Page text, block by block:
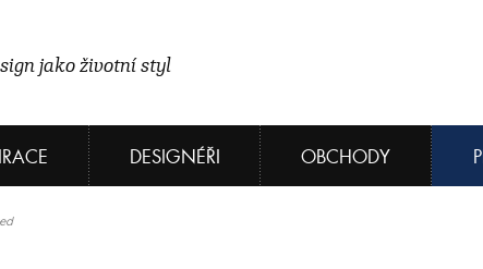
jako životní styl
DESIGNÉŘI OBCHODY